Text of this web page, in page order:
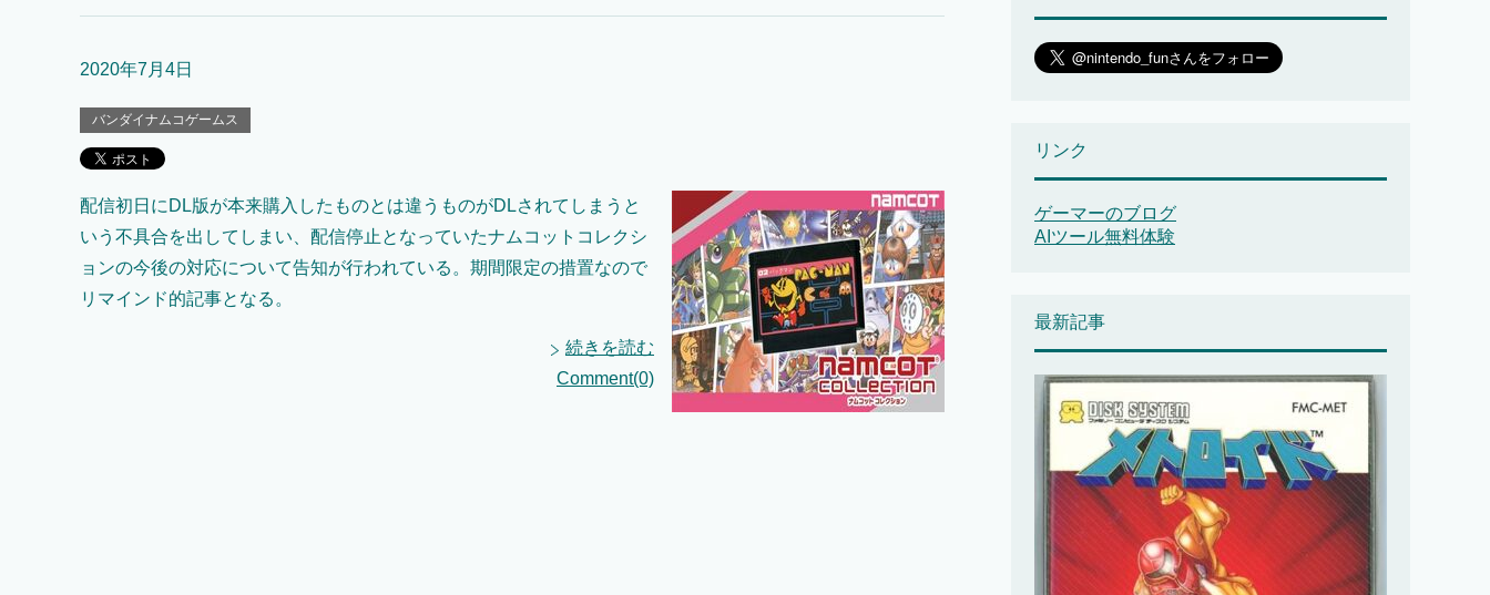
2020年7月4日
バンダイナムコゲームス
配信初日にDL版が本来購入したものとは違うものがDLされてしまうと
いう不具合を出してしまい、配信停止となっていたナムコットコレクシ
ョンの今後の対応について告知が行われている。期間限定の措置なので
リマインド的記事となる。
続きを読む
Comment(0)
リンク
ゲーマーのブログ
AIツール無料体験
最新記事